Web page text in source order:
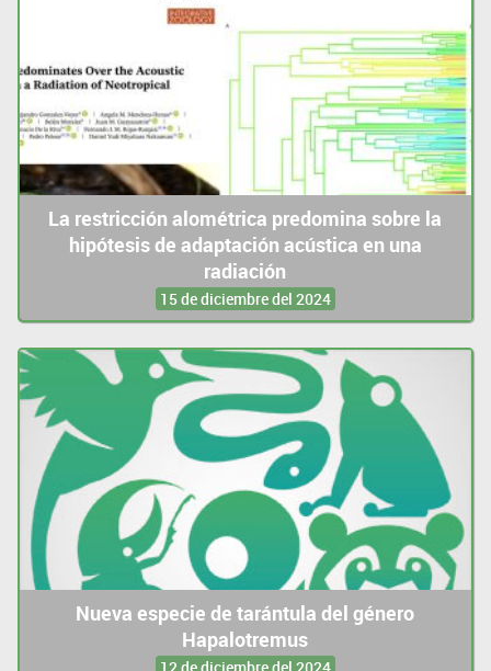
La restricción alométrica predomina sobre la
hipótesis de adaptación acústica en una
radiación
15 de diciembre del 2024
Nueva especie de tarántula del género
Hapalotremus